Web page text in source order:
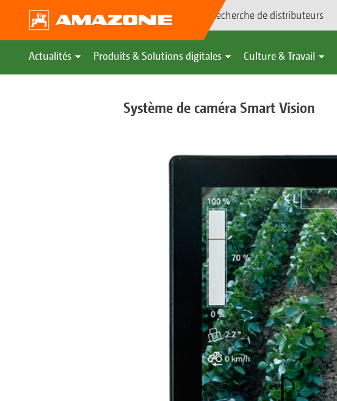
Recherche de distributeurs
Actualités Produits & Solutions digitales Culture & Travail
Système de caméra Smart Vision